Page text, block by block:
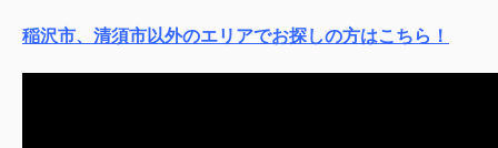
稲沢市、清須市以外のエリアでお探しの方はこちら！